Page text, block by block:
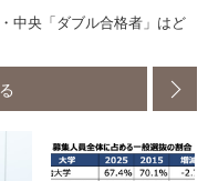
中央「ダブル合格者」はど